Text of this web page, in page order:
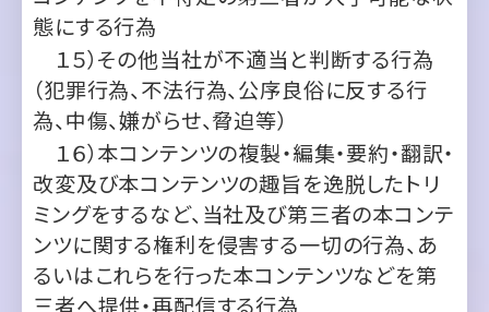
為、中傷、嫌がらせ、脅迫等）
１６）本コンテンツの複製・編集・要約・翻訳・
改変及び本コンテンツの趣旨を逸脱したトリ
ミングをするなど、当社及び第三者の本コンテ
ンツに関する権利を侵害する一切の行為、あ
るいはこれらを行った本コンテンツなどを第
三者へ提供・再配信する行為
１７）法令に違反する行為